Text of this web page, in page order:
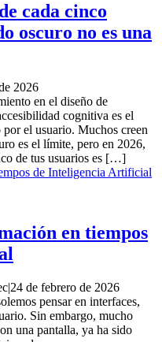
cada cinco
oscuro no es una
2026
en el diseño de
cognitiva es el
el usuario. Muchos creen
es el límite, pero en 2026,
de tus usuarios es […]
en tiempos
|24 de febrero de 2026
pensar en interfaces,
Sin embargo, mucho
una pantalla, ya ha sido